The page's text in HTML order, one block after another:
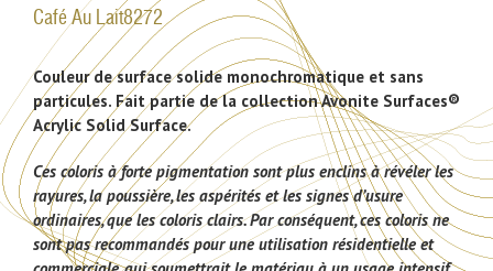
Café Au Lait8272
Couleur de surface solide monochromatique et sans
particules. Fait partie de la collection Avonite Surfaces®
Acrylic Solid Surface.
Ces coloris à forte pigmentation sont plus enclins à révéler les
rayures, la poussière, les aspérités et les signes d’usure
ordinaires, que les coloris clairs. Par conséquent, ces coloris ne
sont pas recommandés pour une utilisation résidentielle et